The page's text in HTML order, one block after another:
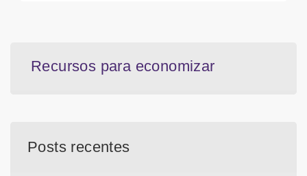
Recursos para economizar
Posts recentes